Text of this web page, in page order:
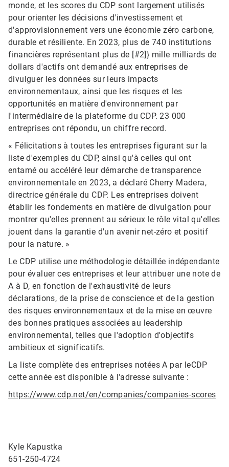
monde, et les scores du CDP sont largement utilisés
pour orienter les décisions d'investissement et
d'approvisionnement vers une économie zéro carbone,
durable et résiliente. En 2023, plus de 740 institutions
financières représentant plus de [#2]} mille milliards de
dollars d'actifs ont demandé aux entreprises de
divulguer les données sur leurs impacts
environnementaux, ainsi que les risques et les
opportunités en matière d'environnement par
l'intermédiaire de la plateforme du CDP. 23 000
entreprises ont répondu, un chiffre record.
« Félicitations à toutes les entreprises figurant sur la
liste d'exemples du CDP, ainsi qu'à celles qui ont
entamé ou accéléré leur démarche de transparence
environnementale en 2023, a déclaré Cherry Madera,
directrice générale du CDP. Les entreprises doivent
établir les fondements en matière de divulgation pour
montrer qu'elles prennent au sérieux le rôle vital qu'elles
jouent dans la garantie d'un avenir net-zéro et positif
pour la nature. »
Le CDP utilise une méthodologie détaillée indépendante
pour évaluer ces entreprises et leur attribuer une note de
A à D, en fonction de l'exhaustivité de leurs
déclarations, de la prise de conscience et de la gestion
des risques environnementaux et de la mise en œuvre
des bonnes pratiques associées au leadership
environnemental, telles que l'adoption d'objectifs
ambitieux et significatifs.
La liste complète des entreprises notées A par leCDP
cette année est disponible à l'adresse suivante :
https://www.cdp.net/en/companies/companies-scores
Kyle Kapustka
651-250-4724